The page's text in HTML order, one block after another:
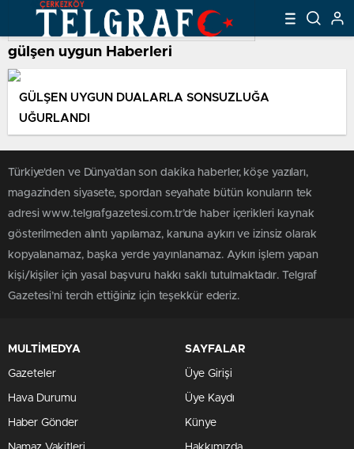
gülşen uygun Haberleri
GÜLŞEN UYGUN DUALARLA SONSUZLUĞA
UĞURLANDI
Türkiye'den ve Dünya’dan son dakika haberler, köşe yazıları,
magazinden siyasete, spordan seyahate bütün konuların tek
adresi www.telgrafgazetesi.com.tr’de haber içerikleri kaynak
gösterilmeden alıntı yapılamaz, kanuna aykırı ve izinsiz olarak
kopyalanamaz, başka yerde yayınlanamaz. Aykırı işlem yapan
kişi/kişiler için yasal başvuru hakkı saklı tutulmaktadır. Telgraf
Gazetesi’ni tercih ettiğiniz için teşekkür ederiz.
MULTİMEDYA
Gazeteler
Hava Durumu
Haber Gönder
SAYFALAR
Üye Girişi
Üye Kaydı
Künye